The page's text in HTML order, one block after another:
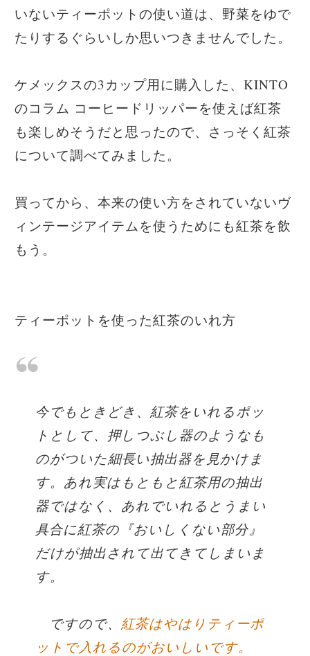
いないティーポットの使い道は、野菜をゆで
たりするぐらいしか思いつきませんでした。
ケメックスの3カップ用に購入した、KINTO
のコラム コーヒードリッパーを使えば紅茶
も楽しめそうだと思ったので、さっそく紅茶
について調べてみました。
買ってから、本来の使い方をされていないヴ
ィンテージアイテムを使うためにも紅茶を飲
もう。
ティーポットを使った紅茶のいれ方
今でもときどき、紅茶をいれるポッ
トとして、押しつぶし器のようなも
のがついた細長い抽出器を見かけま
す。あれ実はもともと紅茶用の抽出
器ではなく、あれでいれるとうまい
具合に紅茶の『おいしくない部分』
だけが抽出されて出てきてしまいま
す。
ですので、 紅茶はやはりティーポ
ットで入れるのがおいしいです。